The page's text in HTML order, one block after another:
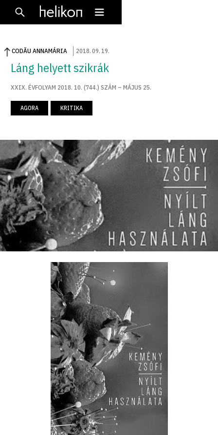
CODĂU ANNAMÁRIA 2018.09. 19.
Láng helyett szikrák
XXIX. ÉVFOLYAM 2018. 10. (744.) SZÁM – MÁJUS 25.
AGORA KRITIKA